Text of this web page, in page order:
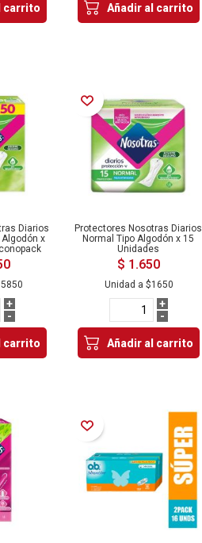
carrito Añadir al carrito
Diarios
Algodón x
+
-
carrito
Añadir a la Lista de Deseos
Protectores Nosotras Diarios
Normal Tipo Algodón x 15
Unidades
$ 1.650
Unidad a $1650
+
-
Añadir al carrito
Añadir a la Lista de Deseos